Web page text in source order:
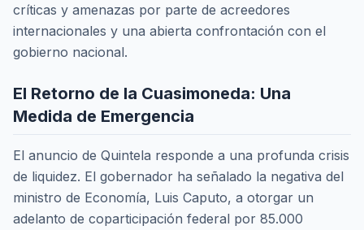
críticas y amenazas por parte de acreedores
internacionales y una abierta confrontación con el
gobierno nacional.
El Retorno de la Cuasimoneda: Una
Medida de Emergencia
El anuncio de Quintela responde a una profunda crisis
de liquidez. El gobernador ha señalado la negativa del
ministro de Economía, Luis Caputo, a otorgar un
adelanto de coparticipación federal por 85.000